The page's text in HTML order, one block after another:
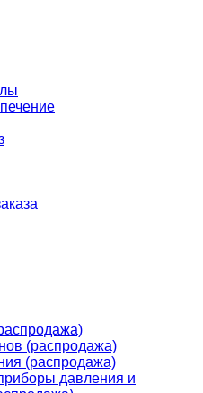
(распродажа)
(распродажа)
давления и